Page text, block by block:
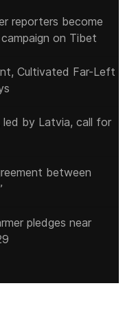
reporters become
on Tibet
Cultivated Far-Left
led by Latvia, call for
between
pledges near